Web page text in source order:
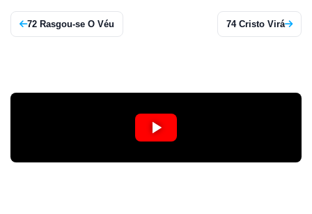
72 Rasgou-se O Véu 74 Cristo Virá